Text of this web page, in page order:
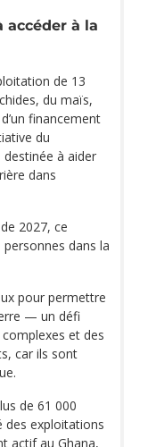
accéder à la
de 13
du maïs,
financement
du
à aider
dans
2027, ce
dans la
pour permettre
— un défi
et des
car ils sont
de 61 000
des exploitations
actif au Ghana,